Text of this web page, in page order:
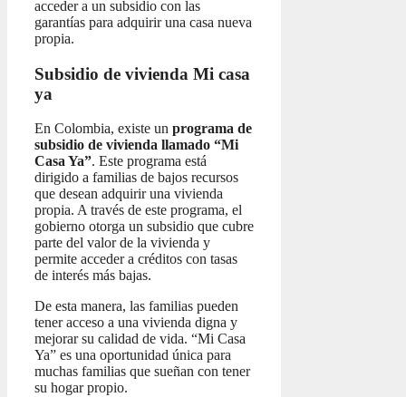
acceder a un subsidio con las
garantías para adquirir una casa nueva
propia.
Subsidio de vivienda Mi casa
ya
En Colombia, existe un programa de
subsidio de vivienda llamado “Mi
Casa Ya”. Este programa está
dirigido a familias de bajos recursos
que desean adquirir una vivienda
propia. A través de este programa, el
gobierno otorga un subsidio que cubre
parte del valor de la vivienda y
permite acceder a créditos con tasas
de interés más bajas.
De esta manera, las familias pueden
tener acceso a una vivienda digna y
mejorar su calidad de vida. “Mi Casa
Ya” es una oportunidad única para
muchas familias que sueñan con tener
su hogar propio.